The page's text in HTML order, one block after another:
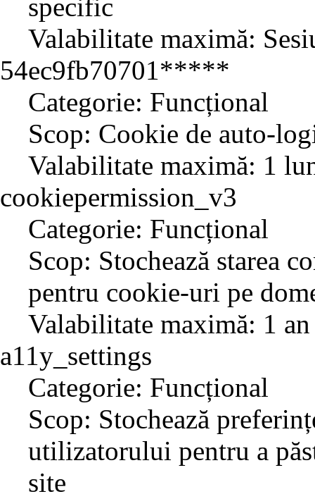
specific
Valabilitate maximă:
54ec9fb70701*****
Categorie: Funcțional
Scop: Cookie de auto-
Valabilitate maximă: 1
cookiepermission_v3
Categorie: Funcțional
Scop: Stochează starea
pentru cookie-uri pe
Valabilitate maximă: 1 an
a11y_settings
Categorie: Funcțional
Scop: Stochează
utilizatorului pentru a
site